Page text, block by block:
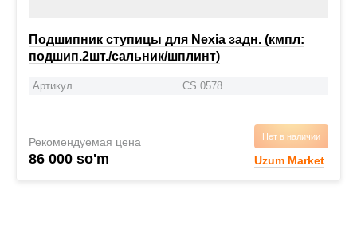
Подшипник ступицы для Nexia задн. (кмпл:
подшип.2шт./сальник/шплинт)
Артикул CS 0578
Рекомендуемая цена
86 000 so'm
Нет в наличии
Uzum Market